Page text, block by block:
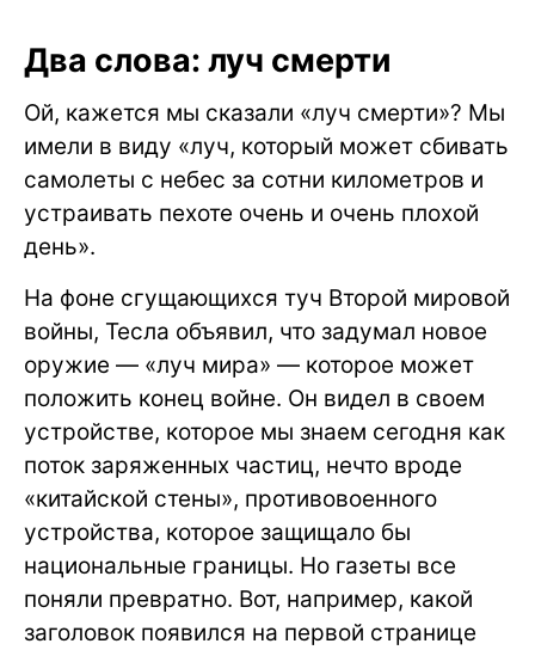
Два слова: луч смерти
Ой, кажется мы сказали «луч смерти»? Мы
имели в виду «луч, который может сбивать
самолеты с небес за сотни километров и
устраивать пехоте очень и очень плохой
день».
На фоне сгущающихся туч Второй мировой
войны, Тесла объявил, что задумал новое
оружие — «луч мира» — которое может
положить конец войне. Он видел в своем
устройстве, которое мы знаем сегодня как
поток заряженных частиц, нечто вроде
«китайской стены», противовоенного
устройства, которое защищало бы
национальные границы. Но газеты все
поняли превратно. Вот, например, какой
заголовок появился на первой странице